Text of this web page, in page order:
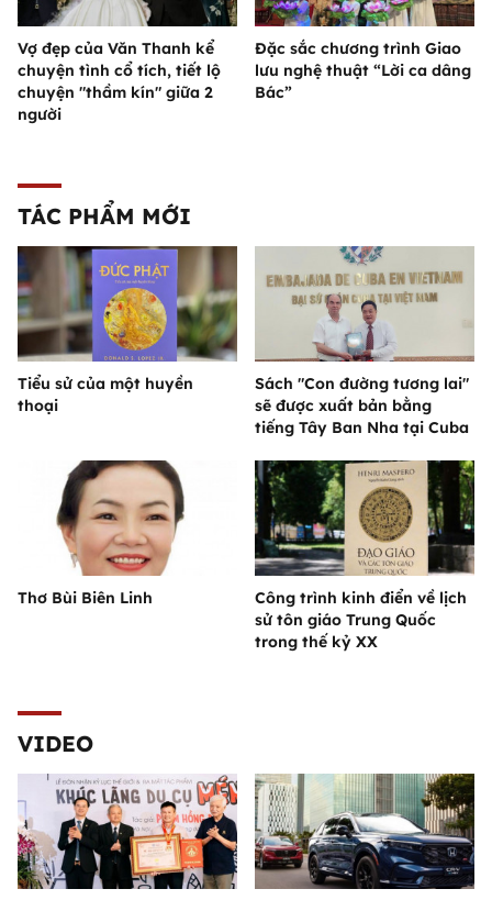
Vợ đẹp của Văn Thanh kể
chuyện tình cổ tích, tiết lộ
chuyện "thầm kín" giữa 2
người
Đặc sắc chương trình Giao
lưu nghệ thuật “Lời ca dâng
Bác”
TÁC PHẨM MỚI
Tiểu sử của một huyền
thoại
Sách "Con đường tương lai"
sẽ được xuất bản bằng
tiếng Tây Ban Nha tại Cuba
Thơ Bùi Biên Linh
Công trình kinh điển về lịch
sử tôn giáo Trung Quốc
trong thế kỷ XX
VIDEO